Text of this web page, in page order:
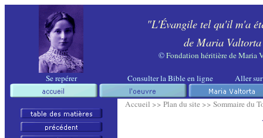
"L'Évangile tel qu'il m'a
de Maria Valtorta
©Fondation héritière de Maria
Se repérer Consulter la Bible en ligne Aller
Accueil >> Plan du site >> Sommaire du